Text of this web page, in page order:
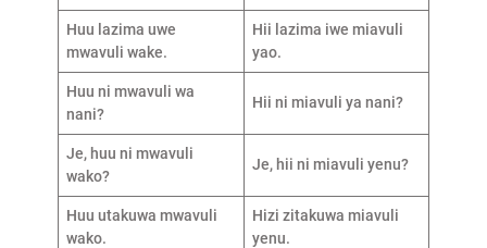
Huu lazima uwe
mwavuli wake.
Hii lazima iwe miavuli
yao.
Huu ni mwavuli wa
nani?
Hii ni miavuli ya nani?
Je, huu ni mwavuli
wako?
Je, hii ni miavuli yenu?
Huu utakuwa mwavuli
wako.
Hizi zitakuwa miavuli
yenu.